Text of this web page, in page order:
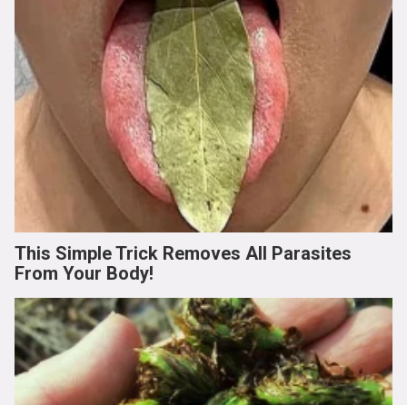
This Simple Trick Removes All Parasites
From Your Body!